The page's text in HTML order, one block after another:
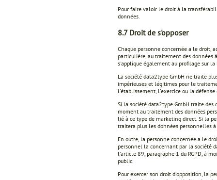
Pour faire valoir le droit à la
données.
8.7 Droit de s'opposer
Chaque personne concernée a le droit,
particulière, au traitement des données
s'applique également au profilage sur la
La société data2type GmbH ne traite
impérieuses et légitimes pour le
l'établissement, l'exercice ou la défense
Si la société data2type GmbH traite
moment au traitement des données
lié à ce type de marketing direct. Si la
traitera plus les données personnelles à
En outre, la personne concernée a le
personnel la concernant par la société
l'article 89, paragraphe 1 du RGPD, à
public.
Pour exercer son droit d'opposition, la